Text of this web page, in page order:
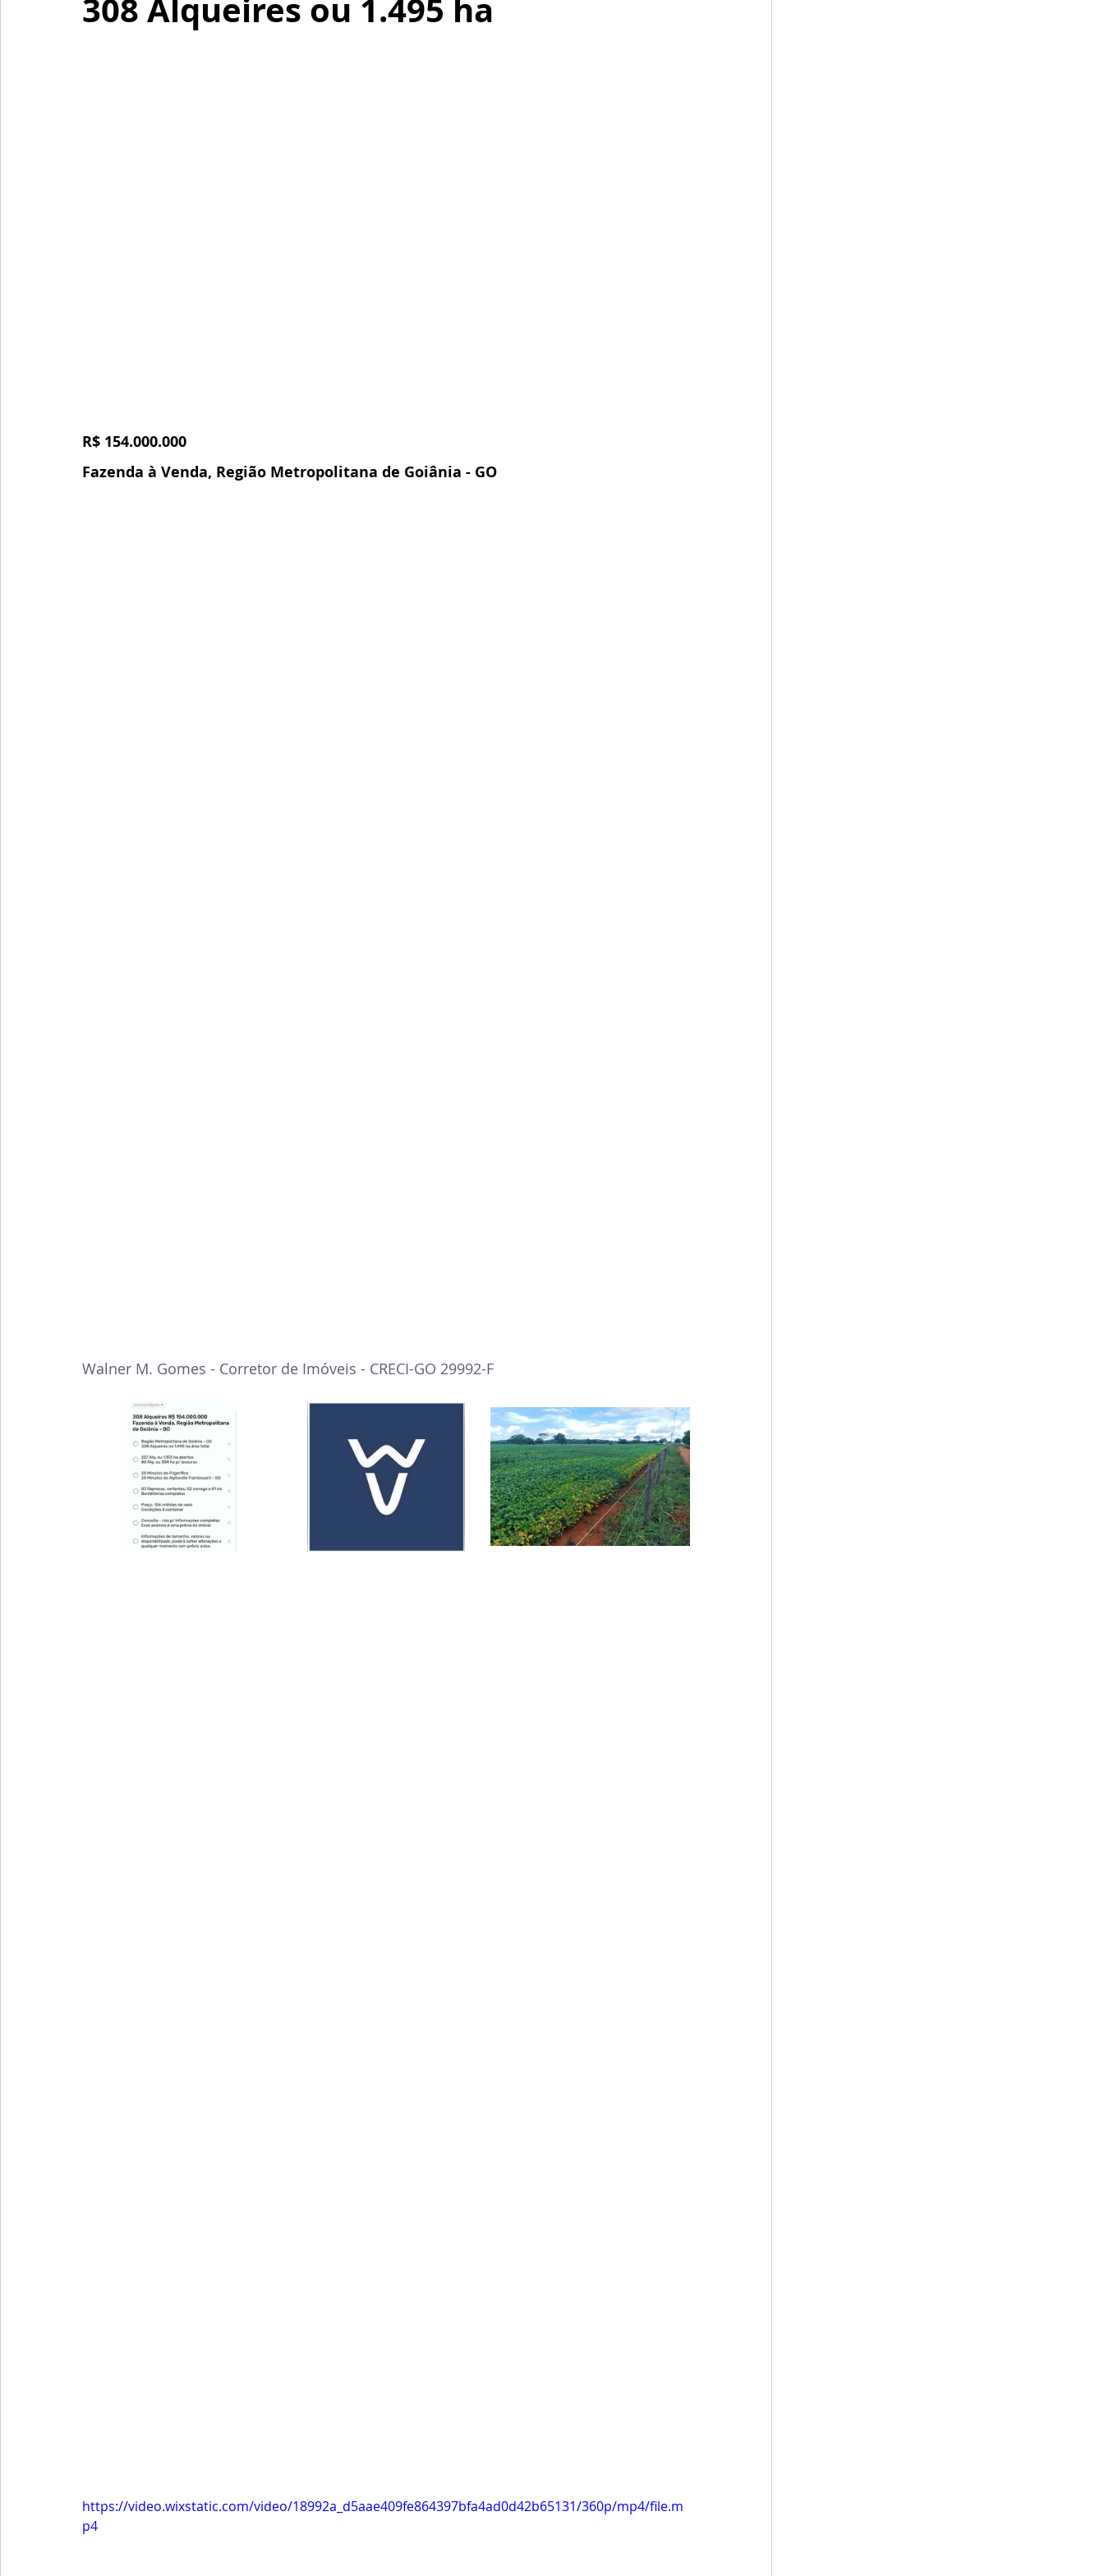
308 Alqueires ou 1.495 ha
R$ 154.000.000
Fazenda à Venda, Região Metropolitana de Goiânia - GO
Walner M. Gomes - Corretor de Imóveis - CRECI-GO 29992-F
https://video.wixstatic.com/video/18992a_d5aae409fe864397bfa4ad0d42b65131/360p/mp4/file.m
p4